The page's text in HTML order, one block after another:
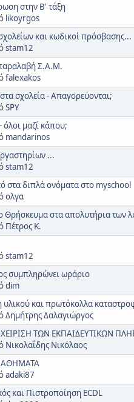
στην Β' τάξη
likoyrgos
και κωδικοί πρόσβασης...
stam12
Σ.Α.Μ.
falexakos
σχολεία - Απαγορεύονται;
SPY
όλοι μαζί κάπου;
mandarinos
...
stam12
στα διπλά ονόματα στο myschool
ολγα
Θρήσκευμα στα απολυτήρια των
Πέτρος Κ.
stam12
συμπληρώνει ωράριο
dim
και πρωτόκολλα
Δημήτρης Δαλαγιώργος
ΤΩΝ ΕΚΠΑΙΔΕΥΤΙΚΩΝ
Νικολαΐδης Νικόλαος
adaki87
και Πιστροποίηση ECDL